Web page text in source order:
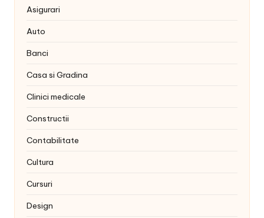
Asigurari
Auto
Banci
Casa si Gradina
Clinici medicale
Constructii
Contabilitate
Cultura
Cursuri
Design